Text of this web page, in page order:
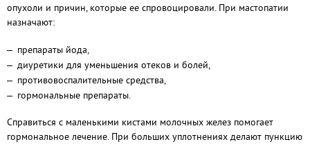
опухоли и причин, которые ее спровоцировали. При мастопатии
назначают:
препараты йода,
диуретики для уменьшения отеков и болей,
противовоспалительные средства,
гормональные препараты.
Справиться с маленькими кистами молочных желез помогает
гормональное лечение. При больших уплотнениях делают пункцию